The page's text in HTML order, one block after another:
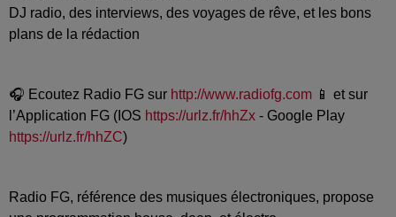
DJ radio, des interviews, des voyages de rêve, et les bons
plans de la rédaction
🎧 Ecoutez Radio FG sur http://www.radiofg.com 📱 et sur
l’Application FG (IOS https://urlz.fr/hhZx - Google Play
https://urlz.fr/hhZC)
Radio FG, référence des musiques électroniques, propose